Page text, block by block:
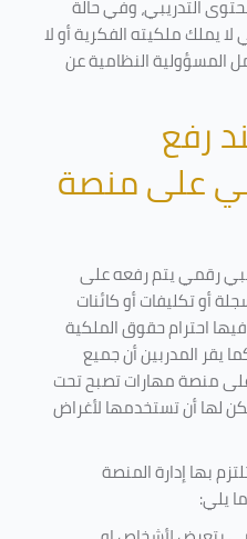
التدريبي، وفي حالة
يملك ملكيته الفكرية أو لا
المسؤولية النظامية عن
رفع
على منصة
رقمي يتم رفعه على
أو تكليفات أو كائنات
احترام حقوق الملكية
يقر المدربين أن جميع
على منصة مهارات تصبح تحت
لها أن تستخدمها لأغراض
بها إدارة المنصة
يلي: